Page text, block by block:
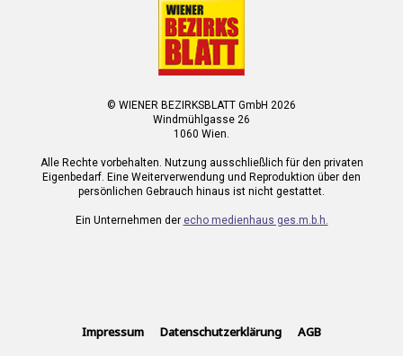
© WIENER BEZIRKSBLATT GmbH 2026
Windmühlgasse 26
1060 Wien.
Alle Rechte vorbehalten. Nutzung ausschließlich für den privaten
Eigenbedarf. Eine Weiterverwendung und Reproduktion über den
persönlichen Gebrauch hinaus ist nicht gestattet.
Ein Unternehmen der echo medienhaus ges.m.b.h.
Impressum Datenschutzerklärung AGB